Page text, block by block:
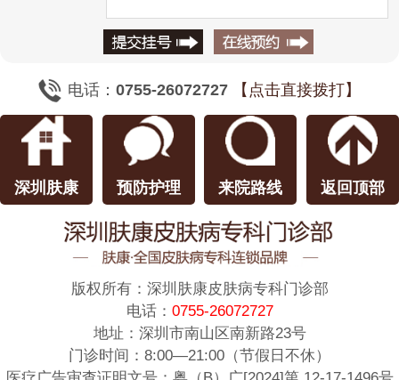
电话：0755-26072727 【点击直接拨打】
深圳肤康 预防护理 来院路线 返回顶部
版权所有： 深圳肤康皮肤病专科门诊部
电话： 0755-26072727
地址：深圳市南山区南新路23号
门诊时间：8:00—21:00（节假日不休）